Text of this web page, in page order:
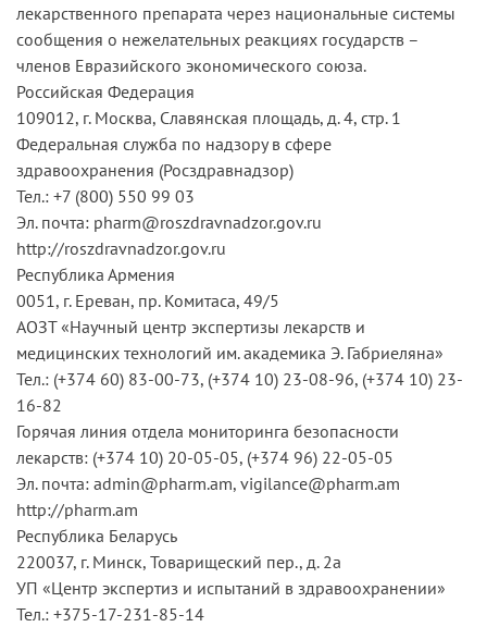
лекарственного препарата через национальные системы
сообщения о нежелательных реакциях государств –
членов Евразийского экономического союза.
Российская Федерация
109012, г. Москва, Славянская площадь, д. 4, стр. 1
Федеральная служба по надзору в сфере
здравоохранения (Росздравнадзор)
Тел.: +7 (800) 550 99 03
Эл. почта: pharm@roszdravnadzor.gov.ru
http://roszdravnadzor.gov.ru
Республика Армения
0051, г. Ереван, пр. Комитаса, 49/5
АОЗТ «Научный центр экспертизы лекарств и
медицинских технологий им. академика Э. Габриеляна»
Тел.: (+374 60) 83-00-73, (+374 10) 23-08-96, (+374 10) 23-
16-82
Горячая линия отдела мониторинга безопасности
лекарств: (+374 10) 20-05-05, (+374 96) 22-05-05
Эл. почта: admin@pharm.am, vigilance@pharm.am
http://pharm.am
Республика Беларусь
220037, г. Минск, Товарищеский пер., д. 2а
УП «Центр экспертиз и испытаний в здравоохранении»
Тел.: +375-17-231-85-14